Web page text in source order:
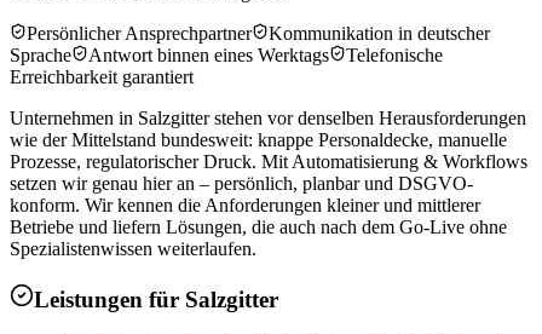
Persönlicher Ansprechpartner
Kommunikation in deutscher
Sprache
Antwort binnen eines Werktags
Telefonische
Erreichbarkeit garantiert
Unternehmen in Salzgitter stehen vor denselben Herausforderungen
wie der Mittelstand bundesweit: knappe Personaldecke, manuelle
Prozesse, regulatorischer Druck. Mit Automatisierung & Workflows
setzen wir genau hier an – persönlich, planbar und DSGVO-
konform. Wir kennen die Anforderungen kleiner und mittlerer
Betriebe und liefern Lösungen, die auch nach dem Go-Live ohne
Spezialistenwissen weiterlaufen.
Leistungen für Salzgitter